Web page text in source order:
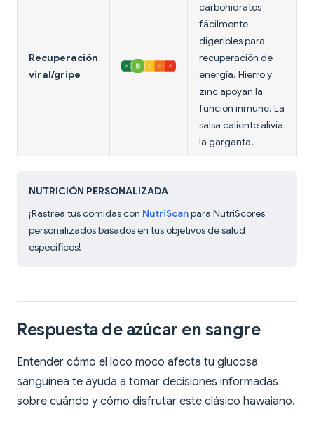
Recuperación
viral/gripe
carbohidratos
fácilmente
digeribles para
recuperación de
energía. Hierro y
zinc apoyan la
función inmune. La
salsa caliente alivia
la garganta.
NUTRICIÓN PERSONALIZADA
¡Rastrea tus comidas con NutriScanpara NutriScores
personalizados basados en tus objetivos de salud
específicos!
Respuesta de azúcar en sangre
Entender cómo el loco moco afecta tu glucosa
sanguínea te ayuda a tomar decisiones informadas
sobre cuándo y cómo disfrutar este clásico hawaiano.